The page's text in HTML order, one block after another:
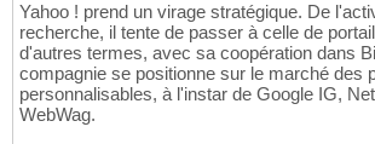
Yahoo ! prend un virage stratégique. De
recherche, il tente de passer à celle de
d'autres termes, avec sa coopération dans
compagnie se positionne sur le marché des
personnalisables, à l'instar de Google IG,
WebWag.